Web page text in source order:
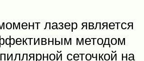
лазер является
методом
сеточкой на